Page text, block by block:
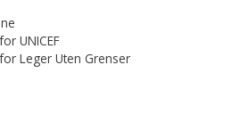
UNICEF
Leger Uten Grenser